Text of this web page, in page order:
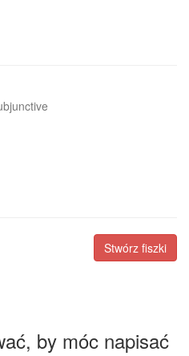
Stwórz fiszki
by móc napisać